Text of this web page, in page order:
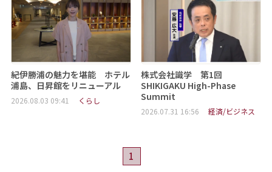
紀伊勝浦の魅力を堪能 ホテル
浦島、日昇館をリニューアル
2026.08.03 09:41 くらし
株式会社識学 第1回
SHIKIGAKU High-Phase
Summit
2026.07.31 16:56 経済/ビジネス
1